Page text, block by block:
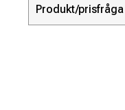
Produkt/prisfråga